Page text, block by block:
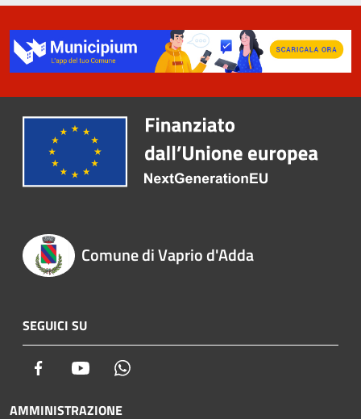
Comune di Vaprio d'Adda
SEGUICI SU
Facebook Youtube
AMMINISTRAZIONE